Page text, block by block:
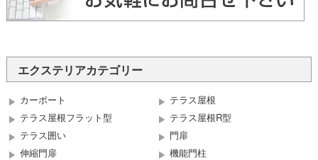
エクステリアカテゴリー
カーポート
テラス屋根
テラス屋根フラット型
テラス屋根R型
テラス囲い
門扉
伸縮門扉
機能門柱